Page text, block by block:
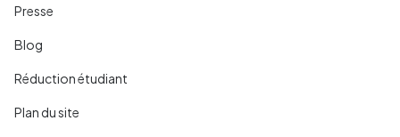
Presse
Blog
Réduction étudiant
Plan du site